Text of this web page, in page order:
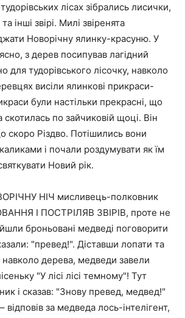
лісах зібрались лисички,
інші звірі. Милі звіренята
Новорічну ялинку-красуню. У
з дерев посипував лагідний
для тудорівського лісочку, навколо
висіли ялинкові прикраси-
були настільки прекрасні, що
скотилась по зайчиковій щоці. Він
Різдво. Потішились вони
і почали роздумувати як їм
Новий рік.
НІЧ мисливець-полковник
І ПОСТРІЛЯВ ЗВІРІВ, проте не
броньовані медведі поговорити
"превед!". Діставши лопати та
навколо дерева, медведи завели
"У лісі лісі темному"! Тут
і сказав: "Знову превед, медвед!"
за медведа лось-інтелігент,